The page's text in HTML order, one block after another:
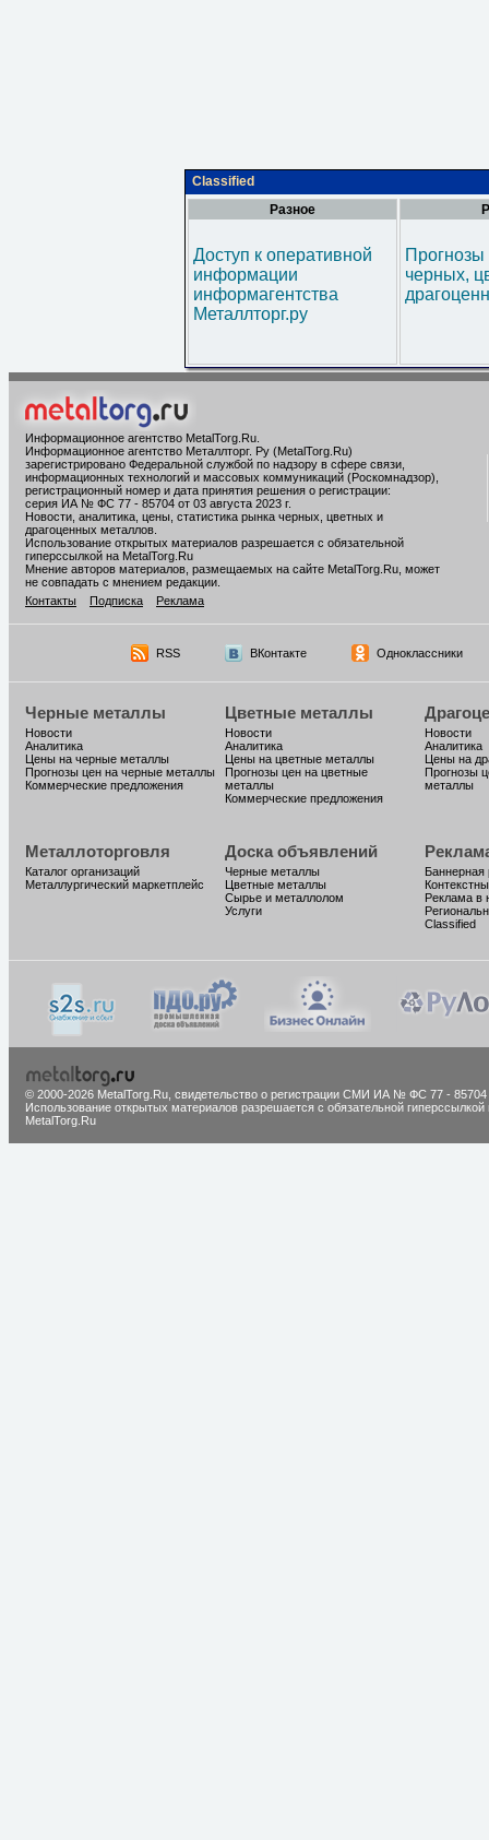
Classified
Разное
Доступ к оперативной
информации
информагентства
Металлторг.ру
черных,
Информационное агентство MetalTorg.Ru
Информационное агентство Металлторг. Ру (MetalTorg.Ru)
зарегистрировано Федеральной службой по надзору в сфере связи,
информационных технологий и массовых коммуникаций (Роскомнадзор),
регистрационный номер и дата принятия решения о регистрации:
серия ИА № ФС 77 - 85704 от 03 августа 2023 г.
Новости, аналитика, цены, статистика рынка черных, цветных и
драгоценных металлов.
Использование открытых материалов разрешается с обязательной
гиперссылкой на MetalTorg.Ru
Мнение авторов материалов, размещаемых на сайте MetalTorg.Ru, может
не совпадать с мнением редакции.
Контакты
Подписка Реклама
RSS ВКонтакте Одноклассники
Черные металлы
Новости
Аналитика
Цены на черные металлы
Прогнозы цен на черные металлы
Коммерческие предложения
Цветные металлы
Новости
Аналитика
Цены на цветные металлы
Прогнозы цен на цветные
металлы
Коммерческие предложения
Новости
Аналитика
Цены на
Прогнозы
металлы
Металлоторговля
Каталог организаций
Металлургический маркетплейс
Доска объявлений
Черные металлы
Цветные металлы
Сырье и металлолом
Услуги
Баннерная
Реклама в
Classified
© 2000-2026 MetalTorg.Ru, cвидетельство о регистрации СМИ ИА № ФС 77 - 85704
Использование открытых материалов разрешается с обязательной гиперссылкой
MetalTorg.Ru